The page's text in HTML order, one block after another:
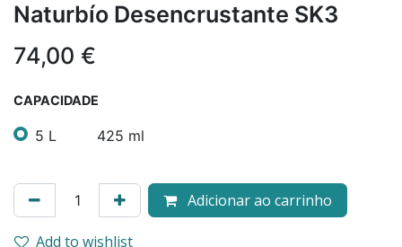
Naturbío Desencrustante SK3
74,00 €
CAPACIDADE
5 L 425 ml
Adicionar ao carrinho
Add to wishlist